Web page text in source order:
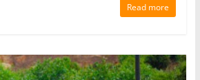
Read more